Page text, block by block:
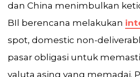
dan China menimbulkan
BIl berencana melakukan
spot, domestic non-
pasar obligasi untuk
valuta asing yang memadai.